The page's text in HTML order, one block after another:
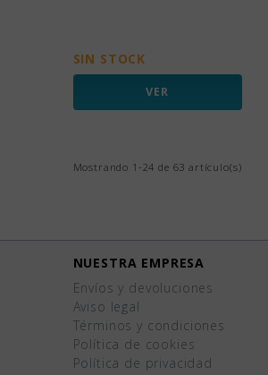
SIN STOCK
VER
Mostrando 1-24 de 63 artículo(s)
NUESTRA EMPRESA
Envíos y devoluciones
Aviso legal
Términos y condiciones
Política de cookies
Política de privacidad